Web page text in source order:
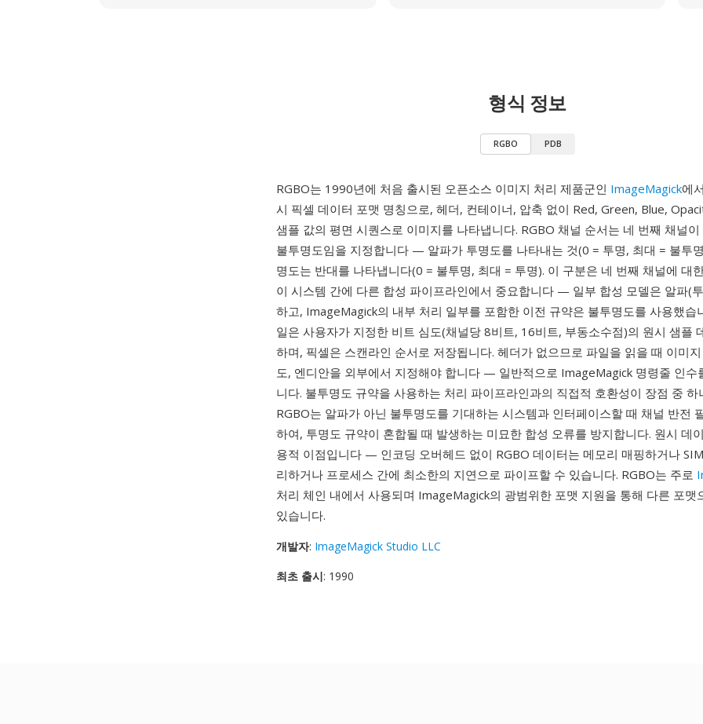
형식 정보
RGBO PDB
RGBO는 1990년에 처음 출시된 오픈소스 이미지 처리 제품군인 ImageMagick에
시 픽셀 데이터 포맷 명칭으로, 헤더, 컨테이너, 압축 없이 Red, Green, Blue,
샘플 값의 평면 시퀀스로 이미지를 나타냅니다. RGBO 채널 순서는 네 번째 채널이
불투명도임을 지정합니다 — 알파가 투명도를 나타내는 것(0 = 투명, 최대 = 불투
명도는 반대를 나타냅니다(0 = 불투명, 최대 = 투명). 이 구분은 네 번째 채널에 대
이 시스템 간에 다른 합성 파이프라인에서 중요합니다 — 일부 합성 모델은 알파(
하고, ImageMagick의 내부 처리 일부를 포함한 이전 규약은 불투명도를 사용했습
일은 사용자가 지정한 비트 심도(채널당 8비트, 16비트, 부동소수점)의 원시 샘플
하며, 픽셀은 스캔라인 순서로 저장됩니다. 헤더가 없으므로 파일을 읽을 때 이미
도, 엔디안을 외부에서 지정해야 합니다 — 일반적으로 ImageMagick 명령줄 인수
니다. 불투명도 규약을 사용하는 처리 파이프라인과의 직접적 호환성이 장점 중
RGBO는 알파가 아닌 불투명도를 기대하는 시스템과 인터페이스할 때 채널 반전
하여, 투명도 규약이 혼합될 때 발생하는 미묘한 합성 오류를 방지합니다. 원시 데
용적 이점입니다 — 인코딩 오버헤드 없이 RGBO 데이터는 메모리 매핑하거나
리하거나 프로세스 간에 최소한의 지연으로 파이프할 수 있습니다. RGBO는 주로
처리 체인 내에서 사용되며 ImageMagick의 광범위한 포맷 지원을 통해 다른 포맷
있습니다.
개발자: ImageMagick Studio LLC
최초 출시: 1990